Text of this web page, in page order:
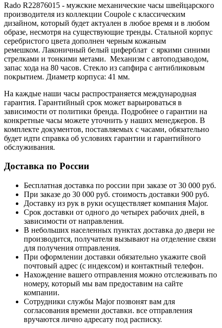
Rado R22876015 - мужские механические часы швейцарского
производителя из коллекции Coupole с классическим
дизайном, который будет актуален в любое время и в любом
образе, несмотря на существующие тренды. Стальной корпус
серебристого цвета дополнен черным кожаным
ремешком. Лаконичный белый циферблат с яркими синими
стрелками и тонкими метами. Механизм с автоподзаводом,
запас хода на 80 часов. Стекло из сапфира с антибликовым
покрытием. Диаметр корпуса: 41 мм.
На каждые наши часы распространяется международная
гарантия. Гарантийный срок может варьироваться в
зависимости от политики бренда. Подробнее о гарантии на
конкретные часы можете уточнить у наших менеджеров. В
комплекте документов, поставляемых с часами, обязательно
будет идти справка об условиях гарантии и гарантийного
обслуживания.
Доставка по России
Бесплатная доставка по россии при заказе от 30 000 руб.
При заказе до 30 000 руб. стоимость доставки 900 руб.
Доставку из рук в руки осуществляет компания Major.
Срок доставки от одного до четырех рабочих дней, в
зависимости от направления.
В небольших населенных пунктах доставка до двери не
производится, получателя вызывают на отделение связи
для получения отправления.
При оформлении доставки обязательно укажите свой
почтовый адрес (с индексом) и контактный телефон.
Нахождение вашего отправления можно отслеживать по
номеру, который мы вам предоставим на сайте
компании.
Сотрудники службы Major позвонят вам для
согласования времени доставки. все отправления
вручаются лично адресату под расписку.